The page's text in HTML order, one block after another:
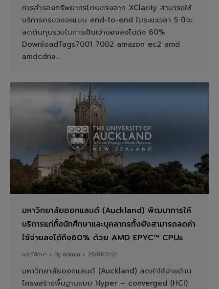
การสำรองทรัพยากรโดยตรงจาก XClarity สามารถให้
บริการครบวงจรแบบ end-to-end ในระยะเวลา 5 ปีจะ
ลดต้นทุนรวมในการเป็นเจ้าของลงได้ถึง 60%
DownloadTags7001 7002 amazon ec2 amd
amdcdna…
มหาวิทยาลัยออกแลนด์ (Auckland) พัฒนาการให้
บริการแก่ทั้งนักศึกษาและบุคลากรทั้งยังสามารถลดค่า
ใช้จ่ายลงได้ถึง60% ด้วย AMD EPYC™ CPUs
กรณีศึกษา By admin 29/01/2021
มหาวิทยาลัยออกแลนด์ (Auckland) ลดค่าใช้จ่ายด้าน
โครงสร้างพื้นฐานแบบ Hyper – converged (HCI)